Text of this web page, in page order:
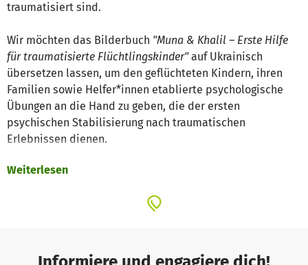
traumatisiert sind.
Wir möchten das Bilderbuch "Muna & Khalil – Erste Hilfe
für traumatisierte Flüchtlingskinder"auf Ukrainisch
übersetzen lassen, um den geflüchteten Kindern, ihren
Familien sowie Helfer*innen etablierte psychologische
Übungen an die Hand zu geben, die der ersten
psychischen Stabilisierung nach traumatischen
Erlebnissen dienen.
Das Bilderbuch ist aktuell auf Deutsch – Arabisch
undEnglisch – Ukrainisch
Weiterlesen